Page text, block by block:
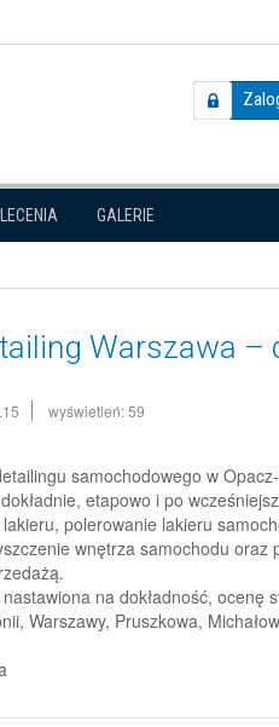
GALERIE
Warszawa
wyświetleń: 59
samochodowego w
etapowo i po
polerowanie lakieru
wnętrza samochodu
na dokładność, ocenę
Warszawy, Pruszkowa,